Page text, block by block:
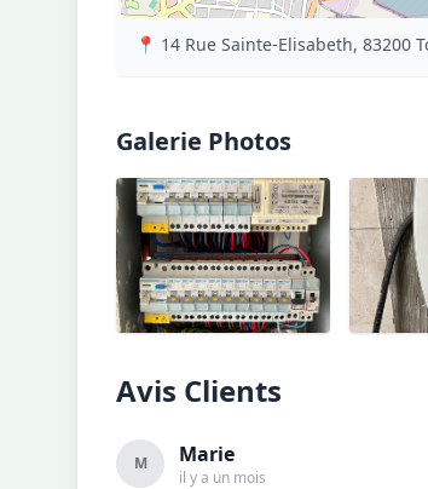
📍 14 Rue Sainte-Elisabeth, 83200
Galerie Photos
Avis Clients
M Marie
il y a un mois